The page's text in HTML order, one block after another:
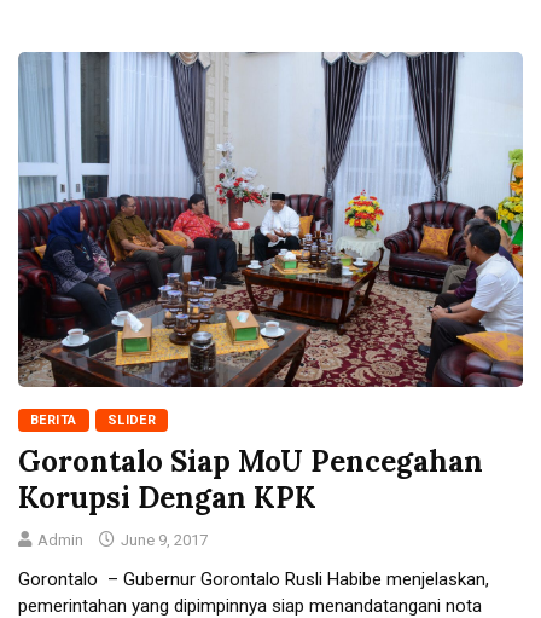
BERITA SLIDER
Gorontalo Siap MoU Pencegahan
Korupsi Dengan KPK
Admin June 9, 2017
Gorontalo – Gubernur Gorontalo Rusli Habibe menjelaskan,
pemerintahan yang dipimpinnya siap menandatangani nota